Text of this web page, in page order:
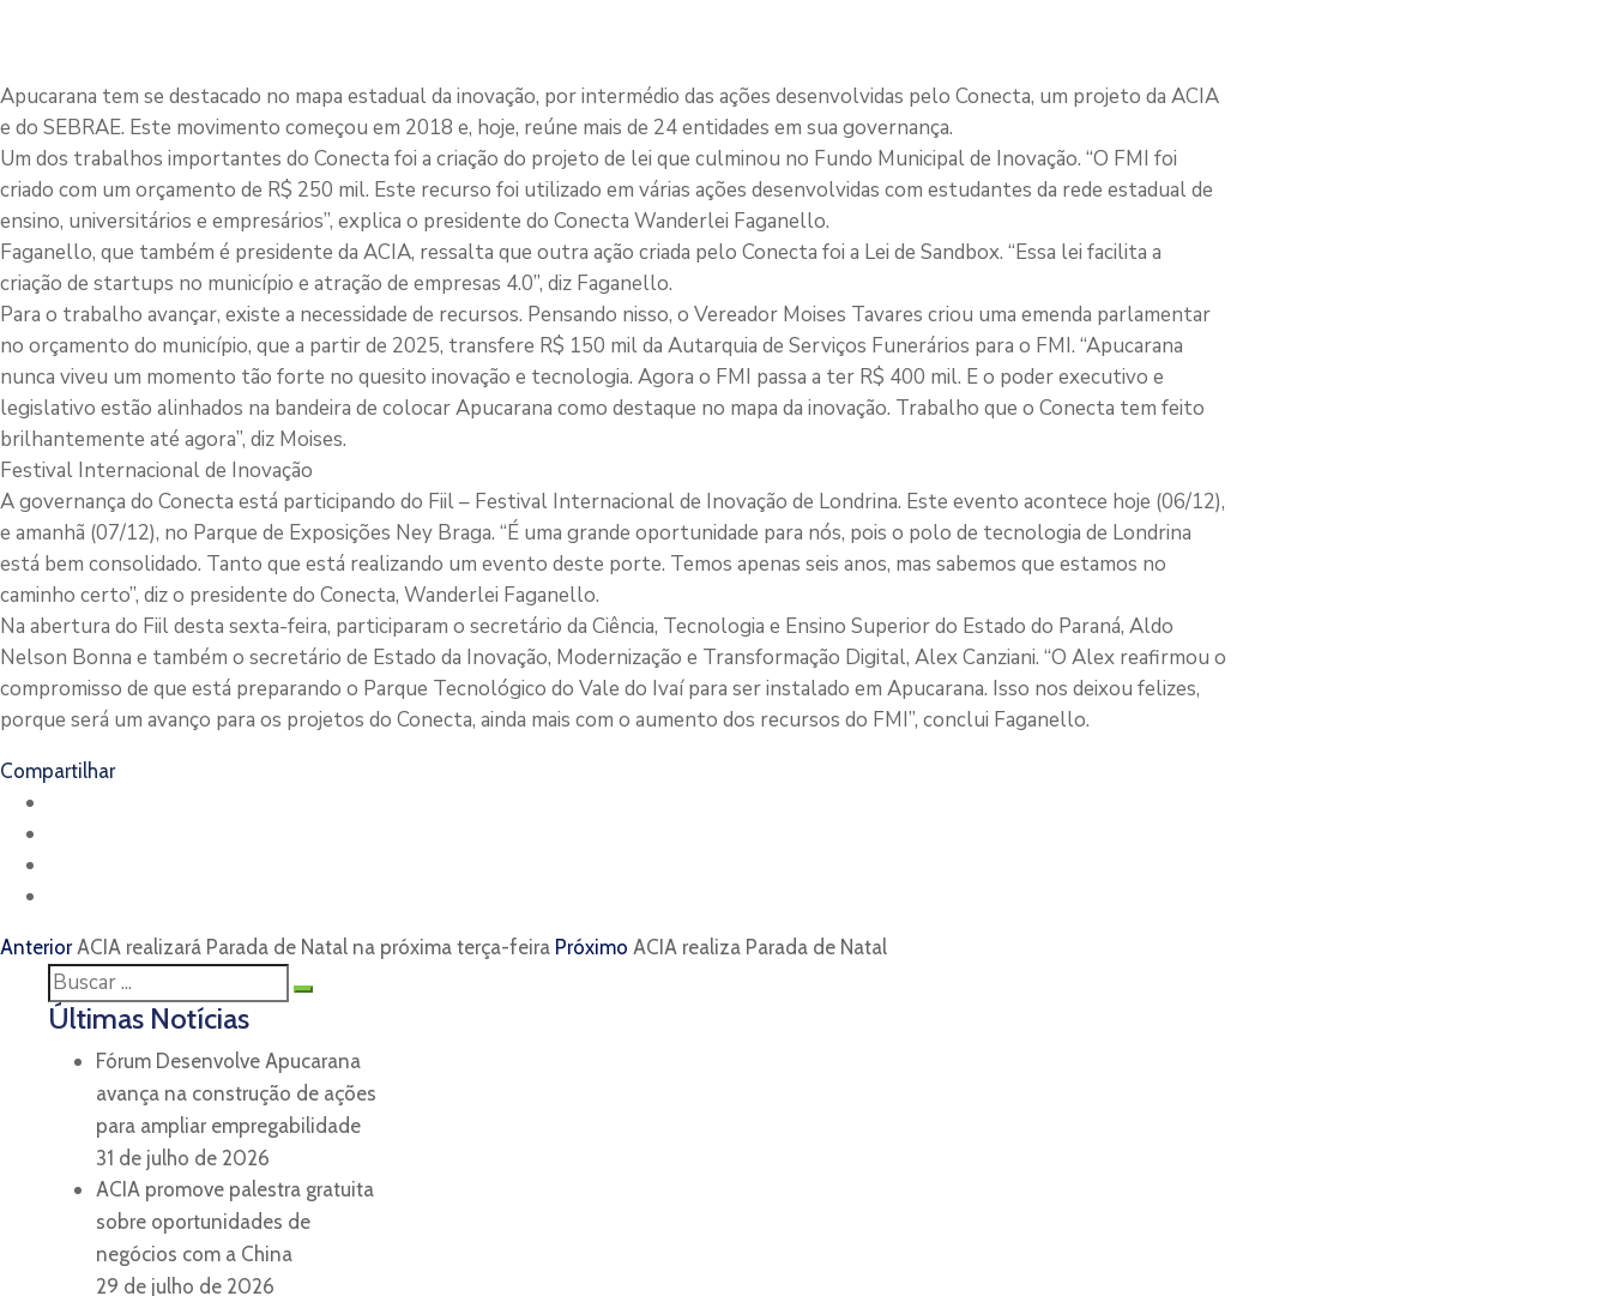
Apucarana tem se destacado no mapa estadual da inovação, por intermédio das ações desenvolvidas pelo Conecta, um projeto da ACIA
e do SEBRAE. Este movimento começou em 2018 e, hoje, reúne mais de 24 entidades em sua governança.
Um dos trabalhos importantes do Conecta foi a criação do projeto de lei que culminou no Fundo Municipal de Inovação. “O FMI foi
criado com um orçamento de R$ 250 mil. Este recurso foi utilizado em várias ações desenvolvidas com estudantes da rede estadual de
ensino, universitários e empresários”, explica o presidente do Conecta Wanderlei Faganello.
Faganello, que também é presidente da ACIA, ressalta que outra ação criada pelo Conecta foi a Lei de Sandbox. “Essa lei facilita a
criação de startups no município e atração de empresas 4.0”, diz Faganello.
Para o trabalho avançar, existe a necessidade de recursos. Pensando nisso, o Vereador Moises Tavares criou uma emenda parlamentar
no orçamento do município, que a partir de 2025, transfere R$ 150 mil da Autarquia de Serviços Funerários para o FMI. “Apucarana
nunca viveu um momento tão forte no quesito inovação e tecnologia. Agora o FMI passa a ter R$ 400 mil. E o poder executivo e
legislativo estão alinhados na bandeira de colocar Apucarana como destaque no mapa da inovação. Trabalho que o Conecta tem feito
brilhantemente até agora”, diz Moises.
Festival Internacional de Inovação
A governança do Conecta está participando do Fiil – Festival Internacional de Inovação de Londrina. Este evento acontece hoje (06/12),
e amanhã (07/12), no Parque de Exposições Ney Braga. “É uma grande oportunidade para nós, pois o polo de tecnologia de Londrina
está bem consolidado. Tanto que está realizando um evento deste porte. Temos apenas seis anos, mas sabemos que estamos no
caminho certo”, diz o presidente do Conecta, Wanderlei Faganello.
Na abertura do Fiil desta sexta-feira, participaram o secretário da Ciência, Tecnologia e Ensino Superior do Estado do Paraná, Aldo
Nelson Bonna e também o secretário de Estado da Inovação, Modernização e Transformação Digital, Alex Canziani. “O Alex reafirmou o
compromisso de que está preparando o Parque Tecnológico do Vale do Ivaí para ser instalado em Apucarana. Isso nos deixou felizes,
porque será um avanço para os projetos do Conecta, ainda mais com o aumento dos recursos do FMI”, conclui Faganello.
Compartilhar
Anterior ACIA realizará Parada de Natal na próxima terça-feira Próximo ACIA realiza Parada de Natal
Últimas Notícias
Fórum Desenvolve Apucarana
avança na construção de ações
para ampliar empregabilidade
31 de julho de 2026
ACIA promove palestra gratuita
sobre oportunidades de
negócios com a China
29 de julho de 2026